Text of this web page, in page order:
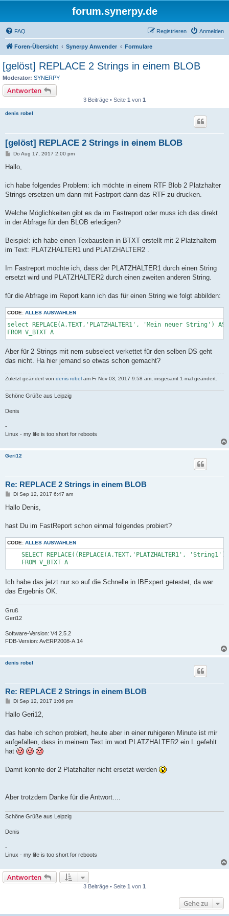
forum.synerpy.de
FAQ Anmelden
Registrieren
Foren-Übersicht Synerpy Anwender Formulare
[gelöst] REPLACE 2 Strings in einem BLOB
Moderator: SYNERPY
Antworten
3 Beiträge • Seite 1 von 1
denis robel
[gelöst] REPLACE 2 Strings in einem BLOB
B
i
a
Do Aug 17, 2017 2:00 pm
Hallo,
ich habe folgendes Problem: ich möchte in einem RTF Blob 2 Platzhalter
Strings ersetzen um dann mit Fastrport dann das RTF zu drucken.
Welche Möglichkeiten gibt es da im Fastreport oder muss ich das direkt
in der Abfrage für den BLOB erledigen?
Beispiel: ich habe einen Texbaustein in BTXT erstellt mit 2 Platzhaltern
im Text: PLATZHALTER1 und PLATZHALTER2 .
Im Fastreport möchte ich, dass der PLATZHALTER1 durch einen String
ersetzt wird und PLATZHALTER2 durch einen zweiten anderen String.
für die Abfrage im Report kann ich das für einen String wie folgt abbilden:
CODE: ALLES AUSWÄHLEN
select REPLACE(A.TEXT,'PLATZHALTER1', 'Mein neuer String') AS
Aber für 2 Strings mit nem subselect verkettet für den selben DS geht
das nicht. Ha hier jemand so etwas schon gemacht?
Zuletzt geändert von denis robel am Fr Nov 03, 2017 9:58 am, insgesamt 1-mal geändert.
Schöne Grüße aus Leipzig
Denis
-
Linux - my life is too short for reboots
Geri12
Re: REPLACE 2 Strings in einem BLOB
B
i
a
Di Sep 12, 2017 6:47 am
Hallo Denis,
hast Du im FastReport schon einmal folgendes probiert?
CODE: ALLES AUSWÄHLEN
SELECT REPLACE((REPLACE(A.TEXT,'PLATZHALTER1',
    FROM V_BTXT A
Ich habe das jetzt nur so auf die Schnelle in IBExpert getestet, da war
das Ergebnis OK.
Gruß
Geri12
Software-Version: V4.2.5.2
FDB-Version: AvERP2008-A.14
denis robel
Re: REPLACE 2 Strings in einem BLOB
B
i
a
Di Sep 12, 2017 1:06 pm
Hallo Geri12,
das habe ich schon probiert, heute aber in einer ruhigeren Minute ist mir
aufgefallen, dass in meinem Text im wort PLATZHALTER2 ein L gefehlt
hat
Damit konnte der 2 Platzhalter nicht ersetzt werden
Aber trotzdem Danke für die Antwort....
Schöne Grüße aus Leipzig
Denis
-
Linux - my life is too short for reboots
Antworten
3 Beiträge • Seite 1 von 1
Gehe zu